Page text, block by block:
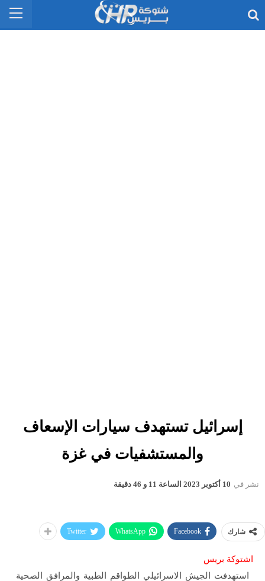
إسرائيل تستهدف سيارات الإسعاف
والمستشفيات في غزة
نشر في 10 أكتوبر 2023 الساعة 11 و 46 دقيقة
شارك Facebook
WhatsApp
Twitter
اشتوكة بريس
استهدفت الجيش الاسرائيلي الطواقم الطبية والمرافق الصحية